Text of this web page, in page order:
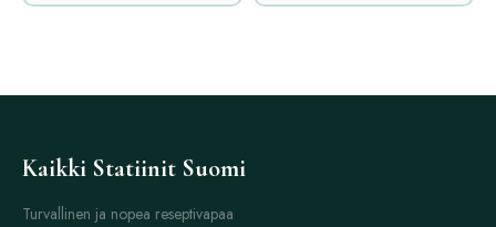
Kaikki Statiinit Suomi
Turvallinen ja nopea reseptivapaa